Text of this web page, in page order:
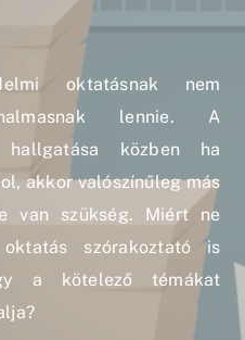
oktatásnak nem
lennie. A
hallgatása közben ha
akkor valószínűleg más
van szükség. Miért ne
szórakoztató is
a kötelező témákat